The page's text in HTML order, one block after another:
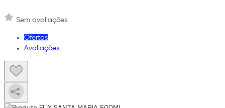
Sem avaliações
Ofertas
Avaliações